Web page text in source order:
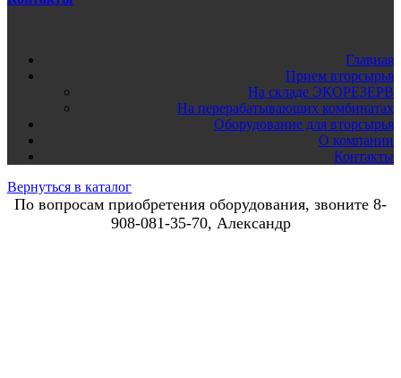
Главная
Прием вторсырья
На складе ЭКОРЕЗЕРВ
На перерабатывающих комбинатах
Оборудование для вторсырья
О компании
Контакты
Вернуться в каталог
По вопросам приобретения оборудования, звоните 8-
908-081-35-70, Александр